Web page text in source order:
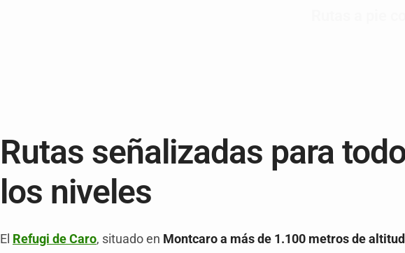
Rutas señalizadas para
los niveles
El Refugi de Caro, situado en Montcaro a más de 1.100 metros de altitud